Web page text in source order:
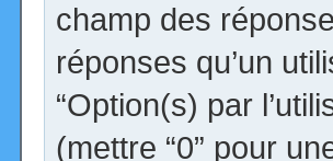
champ des
réponses qu’un
“Option(s) par
(mettre “0” pour